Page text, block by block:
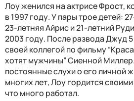
Лоу женился на актрисе Фрост,
в 1997 году. У пары трое детей:
23-летняя Айрис и 21-летний
2003 году. После развода Джуд 5
своей коллегой по фильму
хотят мужчины” Сиенной
постоянные слухи о его личной
многих лет, Лоу гордится
что много работал.